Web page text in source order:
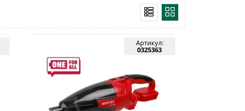
Артикул:
0325363